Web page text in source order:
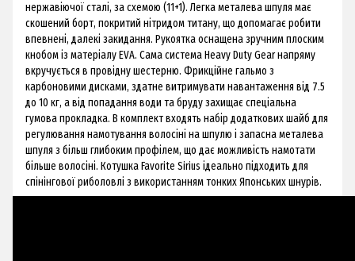
нержавіючої сталі, за схемою (11+1). Легка металева шпуля має
скошений борт, покритий нітридом титану, що допомагає робити
впевнені, далекі закидання. Рукоятка оснащена зручним плоским
кнобом із матеріалу EVA. Сама система Heavy Duty Gear напряму
вкручується в провідну шестерню. Фрикційне гальмо з
карбоновими дисками, здатне витримувати навантаження від 7.5
до 10 кг, а від попадання води та бруду захищає спеціальна
гумова прокладка. В комплект входять набір додаткових шайб для
регулювання намотування волосіні на шпулю і запасна металева
шпуля з більш глибоким профілем, що дає можливість намотати
більше волосіні. Котушка Favorite Sirius ідеально підходить для
спінінгової риболовлі з використанням тонких Японських шнурів.